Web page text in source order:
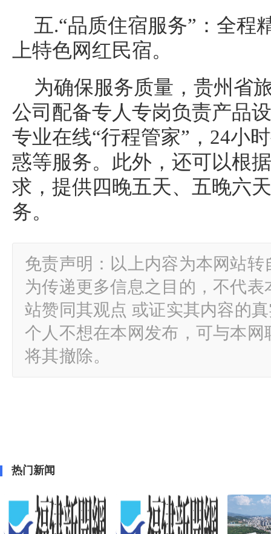
五.“品质住宿服务”：全程
上特色网红民宿。
为确保服务质量，贵州省
公司配备专人专岗负责产品
专业在线“行程管家”，24小
惑等服务。此外，还可以根
求，提供四晚五天、五晚六
务。
免责声明：以上内容为本网站
为传递更多信息之目的，不代
站赞同其观点 或证实其内容的
个人不想在本网发布，可与本
将其撤除。
热门新闻